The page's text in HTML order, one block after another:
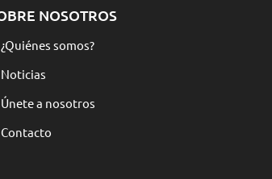
NOSOTROS
¿Quiénes somos?
Noticias
Únete a nosotros
Contacto